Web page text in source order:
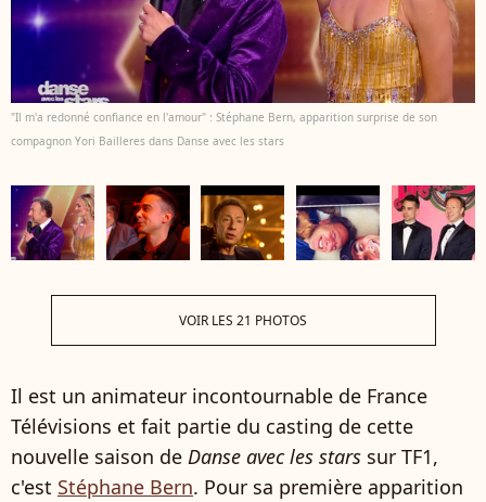
"Il m'a redonné confiance en l'amour" : Stéphane Bern, apparition surprise de son
compagnon Yori Bailleres dans Danse avec les stars
VOIR LES 21 PHOTOS
Il est un animateur incontournable de France
Télévisions et fait partie du casting de cette
nouvelle saison de Danse avec les stars sur TF1,
c'est Stéphane Bern. Pour sa première apparition